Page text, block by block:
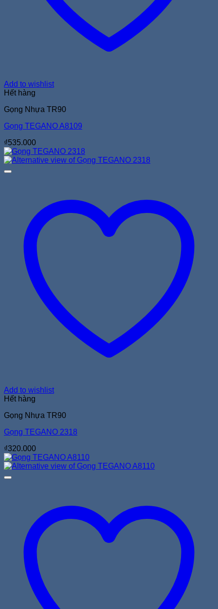
Add to wishlist
Hết hàng
Gọng Nhựa TR90
Gọng TEGANO A8109
₫535.000
Add to wishlist
Hết hàng
Gọng Nhựa TR90
Gọng TEGANO 2318
₫320.000